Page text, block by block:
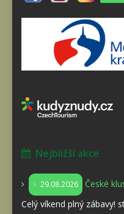
Nejbližší akce
29.08.2026
České
Celý víkend plný zábavy!